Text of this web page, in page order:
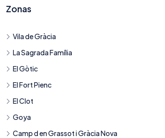
Zonas
Vila de Gràcia
La Sagrada Família
El Gòtic
El Fort Pienc
El Clot
Goya
Camp d en Grassot i Gràcia Nova